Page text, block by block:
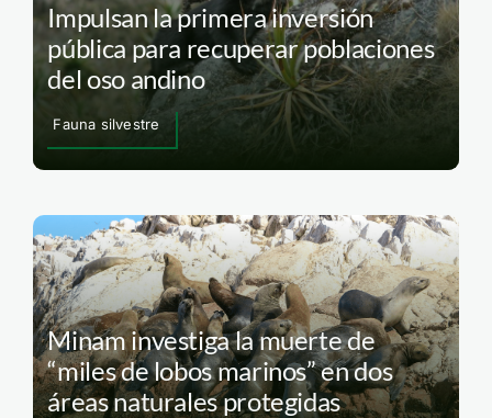
Impulsan la primera inversión
pública para recuperar poblaciones
del oso andino
Fauna silvestre
Minam investiga la muerte de
“miles de lobos marinos” en dos
áreas naturales protegidas